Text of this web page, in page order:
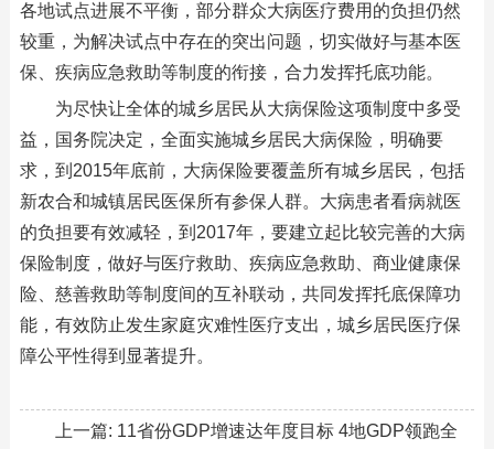
各地试点进展不平衡，部分群众大病医疗费用的负担仍然
较重，为解决试点中存在的突出问题，切实做好与基本医
保、疾病应急救助等制度的衔接，合力发挥托底功能。
为尽快让全体的城乡居民从大病保险这项制度中多受
益，国务院决定，全面实施城乡居民大病保险，明确要
求，到2015年底前，大病保险要覆盖所有城乡居民，包括
新农合和城镇居民医保所有参保人群。大病患者看病就医
的负担要有效减轻，到2017年，要建立起比较完善的大病
保险制度，做好与医疗救助、疾病应急救助、商业健康保
险、慈善救助等制度间的互补联动，共同发挥托底保障功
能，有效防止发生家庭灾难性医疗支出，城乡居民医疗保
障公平性得到显著提升。
上一篇: 11省份GDP增速达年度目标 4地GDP领跑全